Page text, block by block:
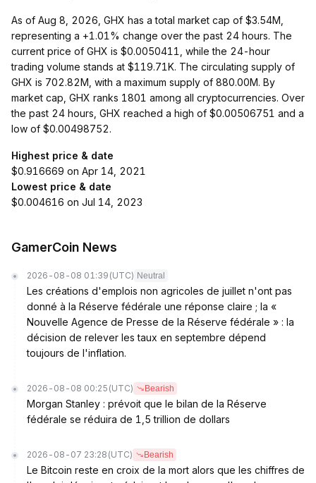
As of Aug 8, 2026, GHX has a total market cap of $3.54M,
representing a +1.01% change over the past 24 hours. The
current price of GHX is $0.0050411, while the 24-hour
trading volume stands at $119.71K. The circulating supply of
GHX is 702.82M, with a maximum supply of 880.00M. By
market cap, GHX ranks 1801 among all cryptocurrencies. Over
the past 24 hours, GHX reached a high of $0.00506751 and a
low of $0.00498752.
Highest price & date
$0.916669 on Apr 14, 2021
Lowest price & date
$0.004616 on Jul 14, 2023
GamerCoin News
2026-08-08 01:39 (UTC) Neutral
Les créations d'emplois non agricoles de juillet n'ont pas
donné à la Réserve fédérale une réponse claire ; la «
Nouvelle Agence de Presse de la Réserve fédérale » : la
décision de relever les taux en septembre dépend
toujours de l'inflation.
2026-08-08 00:25 (UTC) Bearish
Morgan Stanley : prévoit que le bilan de la Réserve
fédérale se réduira de 1,5 trillion de dollars
2026-08-07 23:28 (UTC) Bearish
Le Bitcoin reste en croix de la mort alors que les chiffres de